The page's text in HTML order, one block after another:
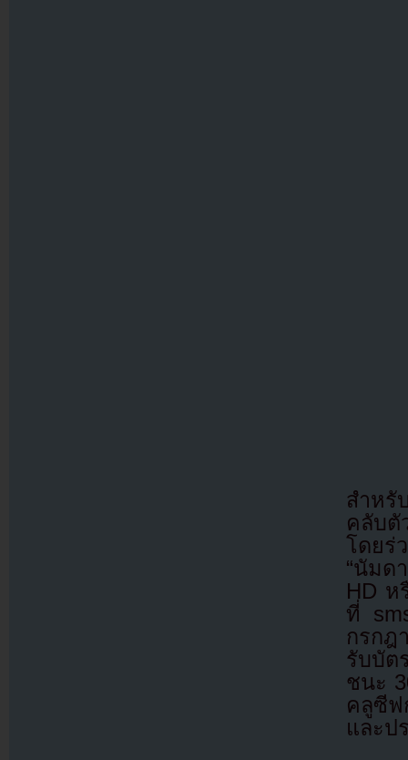
สำหรั
คลับตั
โดยร่
“นัมด
HD ห
ที่
กรกฎ
รับบัต
ชนะ
คลูซีฟ
และป